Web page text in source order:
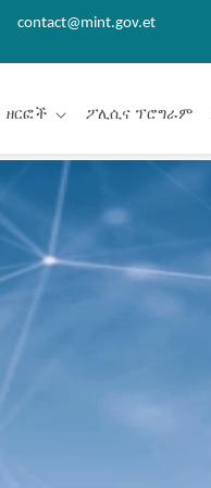
contact@mint.gov.et
ዘርፎች ፖሊሲና ፕሮግራም